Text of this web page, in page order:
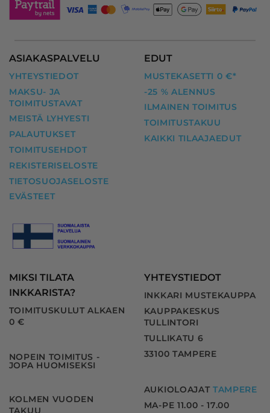
ASIAKASPALVELU
YHTEYSTIEDOT
MAKSU- JA
TOIMITUSTAVAT
MEISTÄ LYHYESTI
PALAUTUKSET
TOIMITUSEHDOT
REKISTERISELOSTE
TIETOSUOJASELOSTE
EVÄSTEET
EDUT
MUSTEKASETTI 0 €*
-25 % ALENNUS
ILMAINEN TOIMITUS
TOIMITUSTAKUU
KAIKKI TILAAJAEDUT
MIKSI TILATA
INKKARISTA?
TOIMITUSKULUT ALKAEN
0 €
NOPEIN TOIMITUS -
JOPA HUOMISEKSI
KOLMEN VUODEN
TAKUU
YHTEYSTIEDOT
INKKARI MUSTEKAUPPA
KAUPPAKESKUS
TULLINTORI
TULLIKATU 6
33100 TAMPERE
AUKIOLOAJAT TAMPERE
MA-PE 11.00 - 17.00